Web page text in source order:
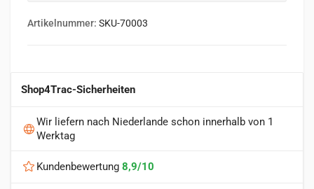
€367,36€205,37.
Artikelnummer: SKU-70003
Shop4Trac-Sicherheiten
Wir liefern nach Niederlande schon innerhalb von 1
Werktag
Kundenbewertung 8,9/10